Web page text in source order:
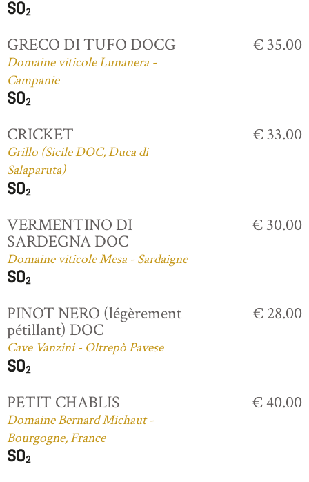
GRECO DI TUFO DOCG
Domaine viticole Lunanera -
Campanie
€ 35.00
CRICKET
Grillo (Sicile DOC, Duca di
Salaparuta)
€ 33.00
VERMENTINO DI
SARDEGNA DOC
Domaine viticole Mesa - Sardaigne
€ 30.00
PINOT NERO (légèrement
pétillant) DOC
Cave Vanzini - Oltrepò Pavese
€ 28.00
PETIT CHABLIS
Domaine Bernard Michaut -
Bourgogne, France
€ 40.00